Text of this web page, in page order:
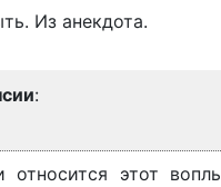
Из анекдота.
:
этот вопль